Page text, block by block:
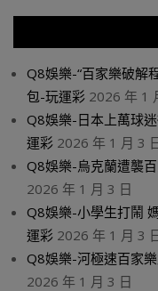
Q8娛樂-“百家樂破解
包-玩運彩 2026 年 1
Q8娛樂-日本上萬球
運彩 2026 年 1 月 3
Q8娛樂-烏克蘭遭襲
2026 年 1 月 3 日
Q8娛樂-小學生打鬧
運彩 2026 年 1 月 3
Q8娛樂-河極速百家
2026 年 1 月 3 日